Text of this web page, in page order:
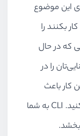
این موضوع
که چرا برنامه‌نویسان باید بیشتر با CLI کار بکنند را
که در حال
را در
کار باعث
می‌شود که مزایای بسیاری را دریافت کنید. CLI به شما